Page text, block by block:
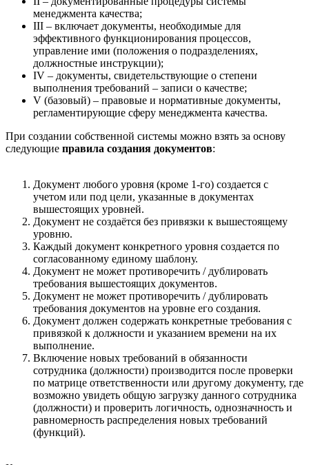
менеджмента качества;
III – включает документы, необходимые для
эффективного функционирования процессов,
управление ими (положения о подразделениях,
должностные инструкции);
IV – документы, свидетельствующие о степени
выполнения требований – записи о качестве;
V (базовый) – правовые и нормативные документы,
регламентирующие сферу менеджмента качества.
При создании собственной системы можно взять за основу
следующие правила создания документов:
Документ любого уровня (кроме 1-го) создается с
учетом или под цели, указанные в документах
вышестоящих уровней.
Документ не создаётся без привязки к вышестоящему
уровню.
Каждый документ конкретного уровня создается по
согласованному единому шаблону.
Документ не может противоречить / дублировать
требования вышестоящих документов.
Документ не может противоречить / дублировать
требования документов на уровне его создания.
Документ должен содержать конкретные требования с
привязкой к должности и указанием времени на их
выполнение.
Включение новых требований в обязанности
сотрудника (должности) производится после проверки
по матрице ответственности или другому документу, где
возможно увидеть общую загрузку данного сотрудника
(должности) и проверить логичность, однозначность и
равномерность распределения новых требований
(функций).